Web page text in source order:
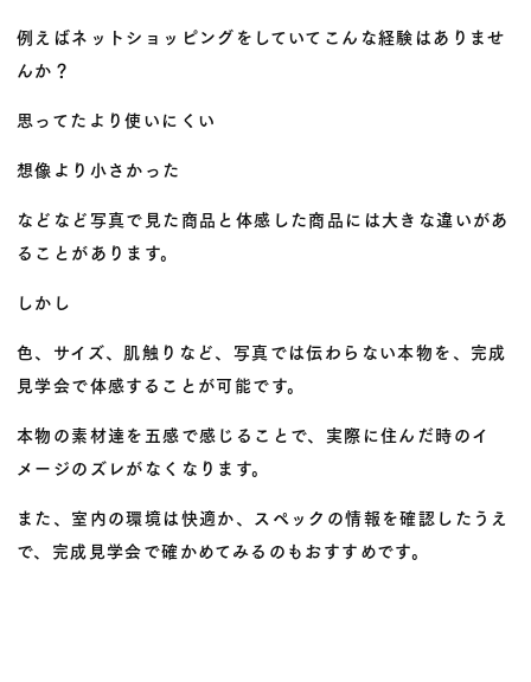
例えばネットショッピングをしていてこんな経験はありませ
んか？
思ってたより使いにくい
想像より小さかった
などなど写真で見た商品と体感した商品には大きな違いがあ
ることがあります。
しかし
色、サイズ、肌触りなど、写真では伝わらない本物を、完成
見学会で体感することが可能です。
本物の素材達を五感で感じることで、実際に住んだ時のイ
メージのズレがなくなります。
また、室内の環境は快適か、スペックの情報を確認したうえ
で、完成見学会で確かめてみるのもおすすめです。